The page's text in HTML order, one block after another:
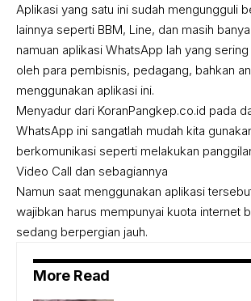
Aplikasi yang satu ini sudah mengungguli
lainnya seperti BBM, Line, dan masih
namuan aplikasi WhatsApp lah yang
oleh para pembisnis, pedagang, bahkan
menggunakan aplikasi ini.
Menyadur dari KoranPangkep.co.id pada
WhatsApp ini sangatlah mudah kita
berkomunikasi seperti melakukan
Video Call dan sebagiannya
Namun saat menggunakan aplikasi
wajibkan harus mempunyai kuota internet
sedang berpergian jauh.
More Read